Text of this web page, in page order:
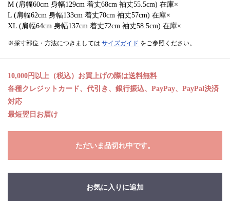
M (肩幅60cm 身幅129cm 着丈68cm 袖丈55.5cm) 在庫×
L (肩幅62cm 身幅133cm 着丈70cm 袖丈57cm) 在庫×
XL (肩幅64cm 身幅137cm 着丈72cm 袖丈58.5cm) 在庫×
※採寸部位・方法につきましては サイズガイド をご参照ください。
10,000円以上（税込）お買上げの際は送料無料
各種クレジットカード、代引き、銀行振込、PayPay、PayPal決済
対応
最短翌日お届け
ただいま品切れ中です。
お気に入りに追加